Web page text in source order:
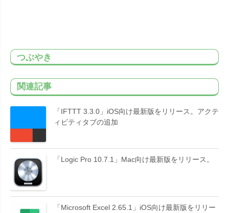
つぶやき
関連記事
「IFTTT 3.3.0」iOS向け最新版をリリース。アクテ
ィビティタブの追加
「Logic Pro 10.7.1」Mac向け最新版をリリース。
「Microsoft Excel 2.65.1」iOS向け最新版をリリー